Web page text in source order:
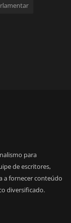
para
de escritores,
a fornecer conteúdo
diversificado.